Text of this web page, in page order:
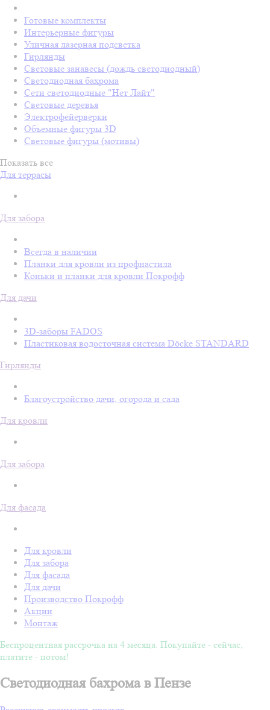
Готовые комплекты
Интерьерные фигуры
Уличная лазерная подсветка
Гирлянды
Световые занавесы (дождь светодиодный)
Светодиодная бахрома
Сети светодиодные "Нет Лайт"
Световые деревья
Электрофейерверки
Объемные фигуры 3D
Световые фигуры (мотивы)
Показать все
Для террасы
Для забора
Всегда в наличии
Планки для кровли из профнастила
Коньки и планки для кровли Покрофф
Для дачи
3D-заборы FADOS
Пластиковая водосточная система Döcke STANDARD
Гирлянды
Благоустройство дачи, огорода и сада
Для кровли
Для забора
Для фасада
Для кровли
Для забора
Для фасада
Для дачи
Производство Покрофф
Акции
Монтаж
Беспроцентная рассрочка на 4 месяца. Покупайте - сейчас,
платите - потом!
Светодиодная бахрома в Пензе